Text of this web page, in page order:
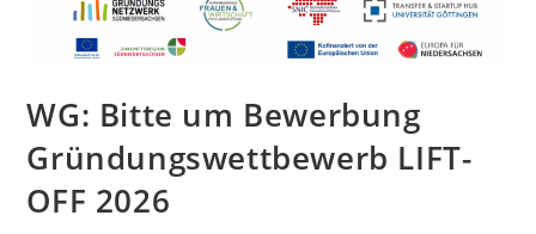
WG: Bitte um Bewerbung
Gründungswettbewerb LIFT-
OFF 2026